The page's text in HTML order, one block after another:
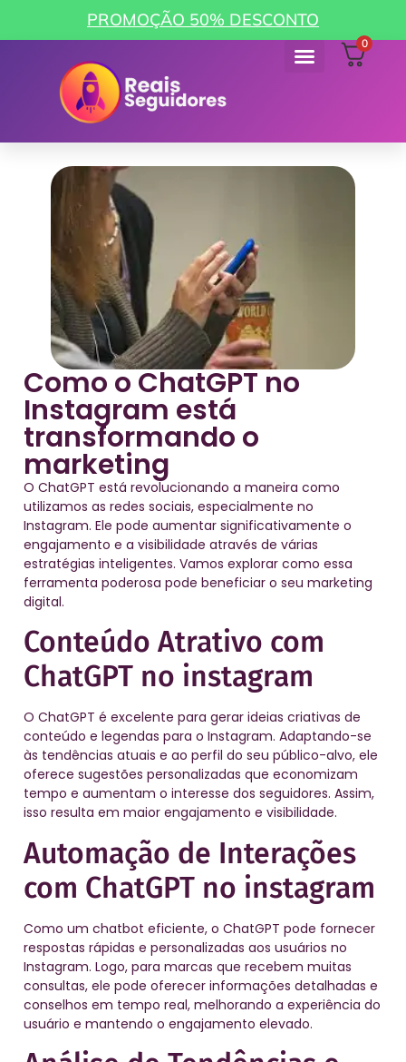
PROMOÇÃO 50% DESCONTO
0
Como o ChatGPT no
Instagram está
transformando o
marketing
O ChatGPT está revolucionando a maneira como
utilizamos as redes sociais, especialmente no
Instagram. Ele pode aumentar significativamente o
engajamento e a visibilidade através de várias
estratégias inteligentes. Vamos explorar como essa
ferramenta poderosa pode beneficiar o seu marketing
digital.
Conteúdo Atrativo com
ChatGPT no instagram
O ChatGPT é excelente para gerar ideias criativas de
conteúdo e legendas para o Instagram. Adaptando-se
às tendências atuais e ao perfil do seu público-alvo, ele
oferece sugestões personalizadas que economizam
tempo e aumentam o interesse dos seguidores. Assim,
isso resulta em maior engajamento e visibilidade.
Automação de Interações
com ChatGPT no instagram
Como um chatbot eficiente, o ChatGPT pode fornecer
respostas rápidas e personalizadas aos usuários no
Instagram. Logo, para marcas que recebem muitas
consultas, ele pode oferecer informações detalhadas e
conselhos em tempo real, melhorando a experiência do
usuário e mantendo o engajamento elevado.